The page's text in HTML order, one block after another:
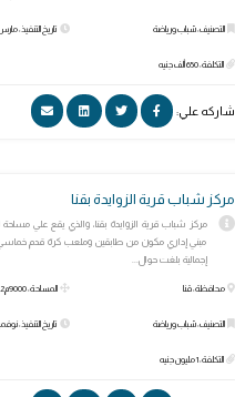
التصنيف: شباب ورياضة
التكلفة: 650 ألف جنيه
تاريخ التنفيذ: مارس ٢٠٢٠
شاركه علي:
مركز شباب قرية الزوايدة بقنا
مبني إداري مكون من طابقين وملعب كرة قدم
إجمالية بلغت حوال...
محافظة: قنا
التصنيف: شباب ورياضة
التكلفة: 1 مليون جنيه
المساحة: 9000م2 مربع
تاريخ التنفيذ: نوفمبر ٢٠١٨